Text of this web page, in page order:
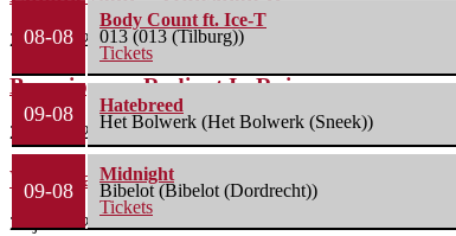
29 juli 2026
Boneripper – Radiant In Ruin
27 juli 2026
Waterparks – Jinx
26 juli 2026
08-08
Body Count ft. Ice-T
013 (013 (Tilburg))
Tickets
09-08
Hatebreed
Het Bolwerk (Het Bolwerk (Sneek))
09-08
Midnight
Bibelot (Bibelot (Dordrecht))
Tickets